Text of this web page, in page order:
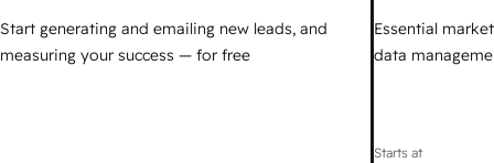
Start generating and emailing new leads, and
measuring your success — for free
Essential
data
Starts at